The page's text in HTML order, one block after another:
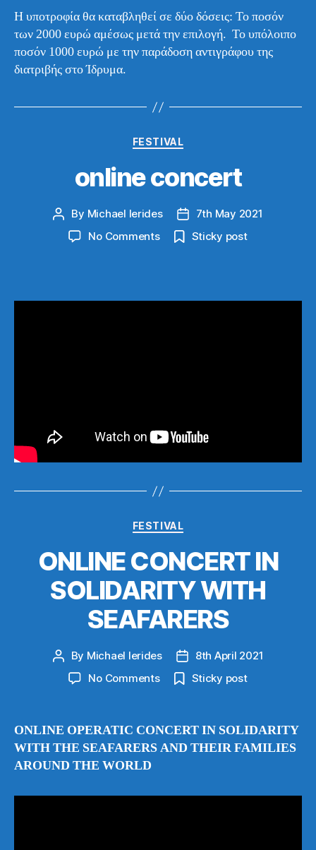
Η υποτροφία θα καταβληθεί σε δύο δόσεις: Το ποσόν
των 2000 ευρώ αμέσως μετά την επιλογή. Το υπόλοιπο
ποσόν 1000 ευρώ με την παράδοση αντιγράφου της
διατριβής στο Ίδρυμα.
Categories
FESTIVAL
online concert
Post
author
By Michael Ierides
Post
date
7th May 2021
No Commentson
Sticky post
Categories
FESTIVAL
ONLINE CONCERT IN
SOLIDARITY WITH
SEAFARERS
Post
author
By Michael Ierides
Post
date
8th April 2021
No Commentson
IN
WITH
Sticky post
ONLINE OPERATIC CONCERT IN SOLIDARITY
WITH THE SEAFARERSAND THEIR FAMILIES
AROUND THE WORLD